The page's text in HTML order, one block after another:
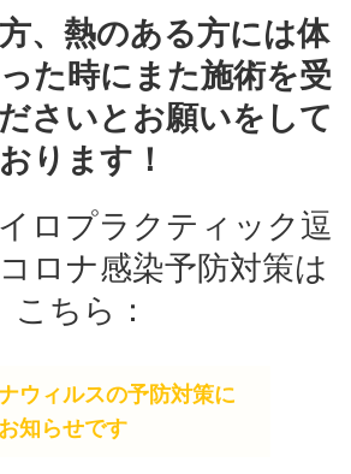
、熱のある方には体
た時にまた施術を受
さいとお願いをして
おります！
ロプラクティック逗
ロナ感染予防対策は
こちら：
ウィルスの予防対策に
知らせです